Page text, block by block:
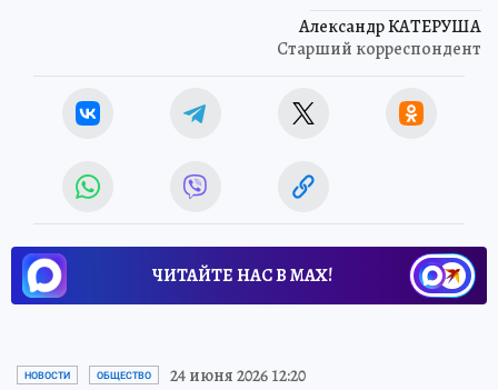
Александр КАТЕРУША
Старший корреспондент
ЧИТАЙТЕ НАС В МАХ!
НОВОСТИ ОБЩЕСТВО 24 июня 2026 12:20